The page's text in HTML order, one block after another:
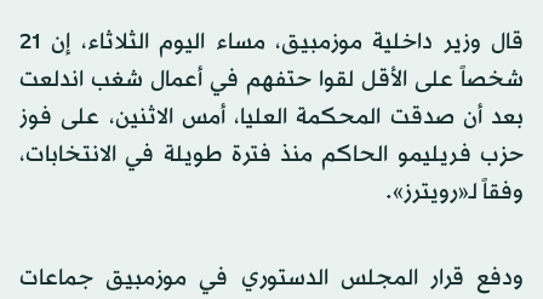
قال وزير داخلية موزمبيق، مساء اليوم الثلاثاء، إن 21
شخصاً على الأقل لقوا حتفهم في أعمال شغب اندلعت
بعد أن صدقت المحكمة العليا، أمس الاثنين، على فوز
حزب فريليمو الحاكم منذ فترة طويلة في الانتخابات،
وفقاً لـ«رويترز».
ودفع قرار المجلس الدستوري في موزمبيق جماعات